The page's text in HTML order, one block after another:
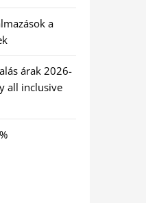
a
árak 2026-
all inclusive